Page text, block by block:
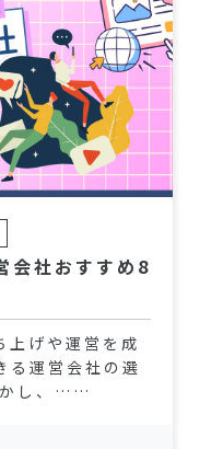
会社おすすめ8
上げや運営を成
る運営会社の選
かし、……